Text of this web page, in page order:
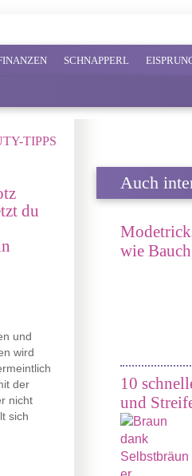
SCHNAPPERL
TIPPS
du
und
wird
der
nicht
sich
Auch
wie
10
und